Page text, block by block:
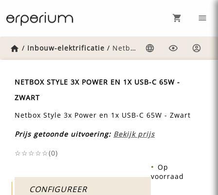
Home
/ Inbouw-elektrificatie / Netbox-style-3x-power-en-1x-usb-c-65w-zwart
NETBOX STYLE 3X POWER EN 1X USB-C 65W -
ZWART
Netbox Style 3x Power en 1x USB-C 65W - Zwart
Prijs getoonde uitvoering: Bekijk prijs
☆☆☆☆☆(0)
CONFIGUREER
Op
voorraad